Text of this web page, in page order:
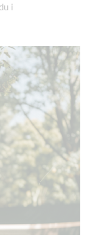
i